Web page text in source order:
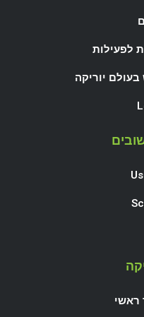
לפעילות
יוריקה
ראשי